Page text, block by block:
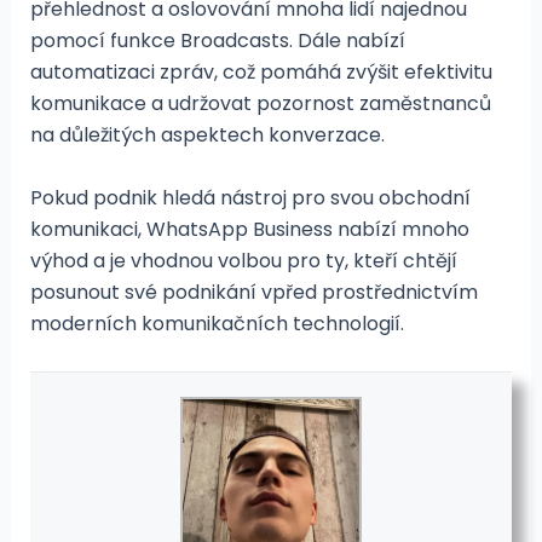
přehlednost a oslovování mnoha lidí najednou
pomocí funkce Broadcasts. Dále nabízí
automatizaci zpráv, což pomáhá zvýšit efektivitu
komunikace a udržovat pozornost zaměstnanců
na důležitých aspektech konverzace.
Pokud podnik hledá nástroj pro svou obchodní
komunikaci, WhatsApp Business nabízí mnoho
výhod a je vhodnou volbou pro ty, kteří chtějí
posunout své podnikání vpřed prostřednictvím
moderních komunikačních technologií.